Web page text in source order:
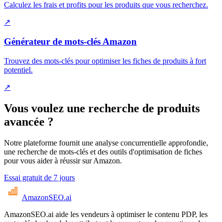
Calculez les frais et profits pour les produits que vous recherchez.
↗
Générateur de mots-clés Amazon
Trouvez des mots-clés pour optimiser les fiches de produits à fort
potentiel.
↗
Vous voulez une recherche de produits
avancée ?
Notre plateforme fournit une analyse concurrentielle approfondie,
une recherche de mots-clés et des outils d'optimisation de fiches
pour vous aider à réussir sur Amazon.
Essai gratuit de 7 jours
AmazonSEO.ai
AmazonSEO.ai aide les vendeurs à optimiser le contenu PDP, les